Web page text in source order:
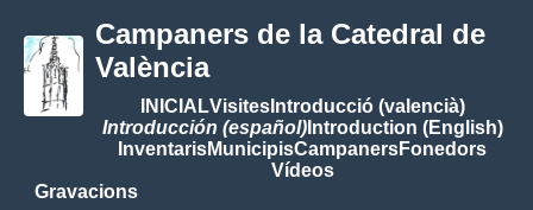
Campaners de la Catedral de
València
INICIALVisitesIntroducció (valencià)
Introducción (español)Introduction (English)
InventarisMunicipisCampanersFonedors
Vídeos
Gravacions